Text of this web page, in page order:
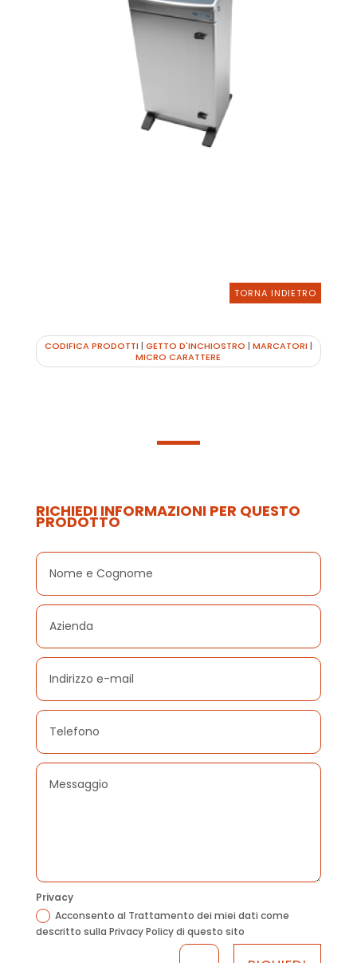
TORNA INDIETRO
CODIFICA PRODOTTI | GETTO D'INCHIOSTRO | MARCATORI |
MICRO CARATTERE
RICHIEDI INFORMAZIONI PER QUESTO
PRODOTTO
Privacy
Acconsento al Trattamento dei miei dati come
descritto sulla Privacy Policy di questo sito